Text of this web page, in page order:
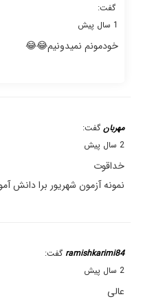
گفت:
1 سال پیش
خودمونم نمیدونیم😂😂
مهربان گفت:
2 سال پیش
خداقوت
نمونه آزمون شهریور برا دانش
ramishkarimi84 گفت:
2 سال پیش
عالی